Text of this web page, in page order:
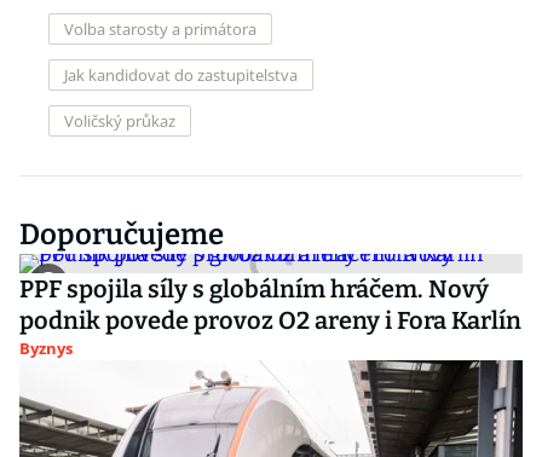
Volba starosty a primátora
Jak kandidovat do zastupitelstva
Voličský průkaz
Doporučujeme
PPF spojila síly s globálním hráčem. Nový
podnik povede provoz O2 areny i Fora Karlín
Byznys